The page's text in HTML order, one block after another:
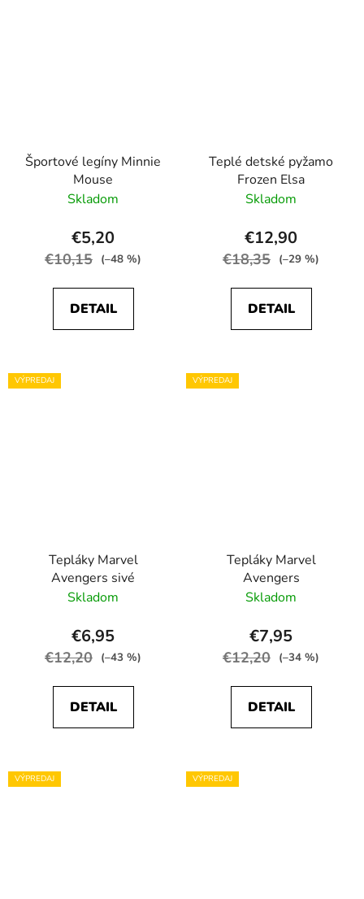
Športové legíny Minnie
Mouse
Skladom
€5,20
€10,15 (–48 %)
DETAIL
Teplé detské pyžamo
Frozen Elsa
Skladom
€12,90
€18,35 (–29 %)
DETAIL
VÝPREDAJ
Tepláky Marvel
Avengers sivé
Skladom
€6,95
€12,20 (–43 %)
DETAIL
VÝPREDAJ
Tepláky Marvel
Avengers
Skladom
€7,95
€12,20 (–34 %)
DETAIL
VÝPREDAJ VÝPREDAJ